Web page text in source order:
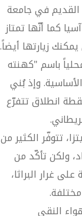
القديم في جامعة
كما أنّها تمتاز
زيارتها أيضاً.
باسم "كهنته
وإذ بُني
انطلاق تتفرّع
تتوفّر الكثير من
ولكن تأكّد من
غرار البراثا،
النقي